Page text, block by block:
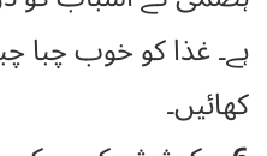
ہے۔ غذا کو خوب چبا
کھائیں۔